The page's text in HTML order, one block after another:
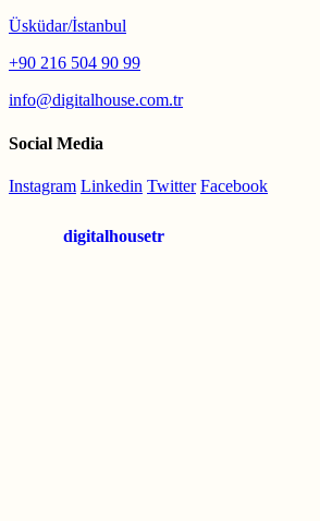
Üsküdar/İstanbul
+90 216 504 90 99
info@digitalhouse.com.tr
Social Media
Instagram Linkedin Twitter Facebook
digitalhousetr